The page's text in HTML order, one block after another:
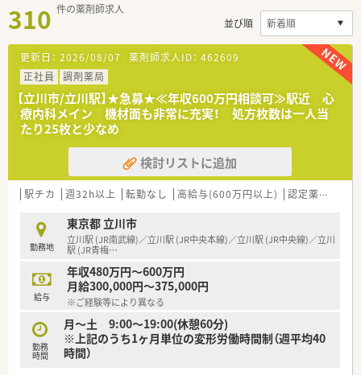
310 件の薬剤師求人
並び順
更新日： 2026/08/07 薬剤師求人ID： 462609
正社員
調剤薬局
【立川市/立川駅】★急募★≪年収600万円相談可≫駅近 心
療内科メイン 機材面も非常に充実！ 処方枚数は一人当
たり25枚と少なめ
検討リストに追加
駅チカ 週32h以上 転勤なし 高給与(600万円以上) 認定薬剤師取得支援あり
勤務地
東京都 立川市
立川駅 (JR南武線)／立川駅 (JR中央本線)／立川駅 (JR中央線)／立川
駅 (JR青梅…
給与
年収480万円～600万円
月給300,000円～375,000円
※ご経験等により異なる
勤務
時間
月～土 9:00～19:00(休憩60分)
※上記のうち1ヶ月単位の変形労働時間制（週平均40
時間）